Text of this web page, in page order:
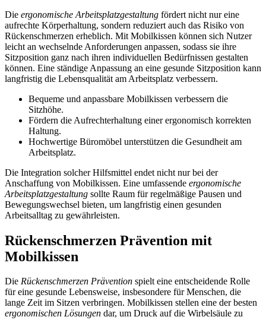
Die ergonomische Arbeitsplatzgestaltung fördert nicht nur eine
aufrechte Körperhaltung, sondern reduziert auch das Risiko von
Rückenschmerzen erheblich. Mit Mobilkissen können sich Nutzer
leicht an wechselnde Anforderungen anpassen, sodass sie ihre
Sitzposition ganz nach ihren individuellen Bedürfnissen gestalten
können. Eine ständige Anpassung an eine gesunde Sitzposition kann
langfristig die Lebensqualität am Arbeitsplatz verbessern.
Bequeme und anpassbare Mobilkissen verbessern die
Sitzhöhe.
Fördern die Aufrechterhaltung einer ergonomisch korrekten
Haltung.
Hochwertige Büromöbel unterstützen die Gesundheit am
Arbeitsplatz.
Die Integration solcher Hilfsmittel endet nicht nur bei der
Anschaffung von Mobilkissen. Eine umfassende ergonomische
Arbeitsplatzgestaltung sollte Raum für regelmäßige Pausen und
Bewegungswechsel bieten, um langfristig einen gesunden
Arbeitsalltag zu gewährleisten.
Rückenschmerzen Prävention mit
Mobilkissen
Die Rückenschmerzen Prävention spielt eine entscheidende Rolle
für eine gesunde Lebensweise, insbesondere für Menschen, die
lange Zeit im Sitzen verbringen. Mobilkissen stellen eine der besten
ergonomischen Lösungen dar, um Druck auf die Wirbelsäule zu